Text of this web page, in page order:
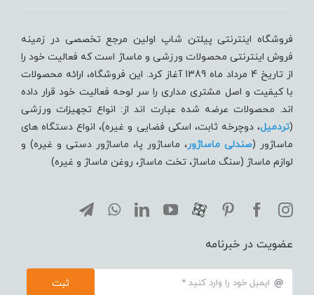
فروشگاه اینترنتی پیلتن شاپ اولین مرجع تخصصی در زمینه
فروش اینترنتی محصولات ورزشی و ماساژ است که فعالیت خود را
از تاریخ 4 مرداد ماه 1389 آغاز کرد. این فروشگاه، ارائه محصولات
با کیفیت و اصل مشتری مداری را سر لوحه فعالیت خود قرار داده
اند. محصولات عرضه شده عبارت اند از: انواع تجهیزات ورزشی
(تردميل، دوچرخه ثابت، اسکی فضایی و غیره)، انواع دستگاه های
ماساژور (صندلی ماساژور، ماساژور پا، ماساژور دستی و غیره) و
لوازم ماساژ (سنگ ماساژ، تخت ماساژ، روغن ماساژ و غیره)
عضویت در خبرنامه
ثبت